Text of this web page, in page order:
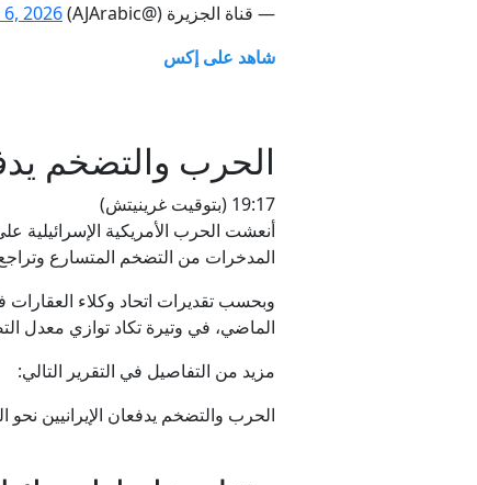
— قناة الجزيرة (@AJArabic)
6, 2026
شاهد على إكس
الحرب والتضخم
19:17 (بتوقيت غرينيتش)
أنعشت الحرب الأمريكية الإسرائيلية
المدخرات من التضخم المتسارع وتراجع
الماضي، في وتيرة تكاد توازي معدل التضخم السنوي الذي بلغ 84%، وهو أعلى مستوى تشهده
مزيد من التفاصيل في التقرير التالي:
الحرب والتضخم يدفعان الإيرانيين